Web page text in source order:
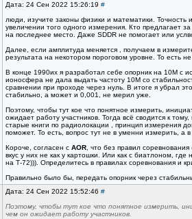
Дата: 24 Сен 2022 15:26:19 #
люди, изучите законы физики и математики.
увеличении того одного измерения. Кто предлагает
на последнее место. Даже SDDR не помогает или
Далее, если амплитуда меняется , получаем в
результата на некотором пороговом уровне. То есть
В конце 1990их я разработал себе опорник на 10М с
ионосфера не дала выдать частоту 10М со
сравнении при проходе через нуль. В итоге я убрал
стабильно, а может и 0,001, не мерил уже.
Поэтому, чтобы тут кое что понятное измерить,
ожидает работу участников. Тогда всё сводится к
старые книги по радиолокации , принцип измерения
поможет. То есть, вопрос тут не в уменни измерить, а
Короче, согласен с AOR , что без правил
вкус у них не как у картошки. Или как с биатлоном,
на Т-72))). Определитесь в правилах соревнования и
Правильно было бы, передать опорник через
Дата: 24 Сен 2022 15:52:46 #
Поэтому, чтобы тут кое что понятное измерить,
чем он ожидает работу участников.